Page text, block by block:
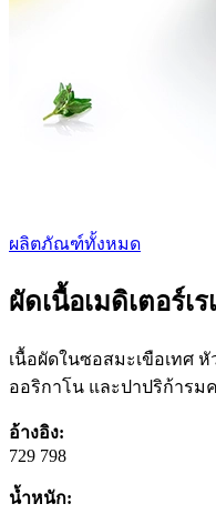
ผลิตภัณฑ์ทั้งหมด
ผัดเนื้อเมดิเตอร์เ
เนื้อผัดในซอสมะเขือเทศ
ออริกาโน และปาปริก้ารม
อ้างอิง:
729 798
น้ำหนัก: